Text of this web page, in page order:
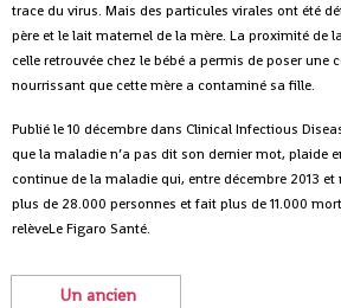
trace du virus. Mais des particules virales ont été
père et le lait maternel de la mère. La proximité de
celle retrouvée chez le bébé a permis de poser une
nourrissant que cette mère a contaminé sa fille.
Publié le 10 décembre dans Clinical Infectious
que la maladie n’a pas dit son dernier mot, plaide
continue de la maladie qui, entre décembre 2013
plus de 28.000 personnes et fait plus de 11.000
relèveLe Figaro Santé.
Un ancien